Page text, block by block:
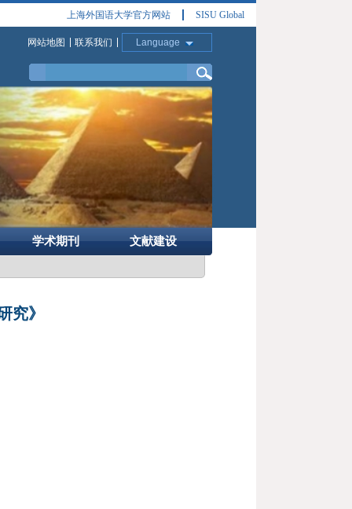
上海外国语大学官方网站 SISU Global
网站地图 联系我们 Language
学术期刊 文献建设
究》